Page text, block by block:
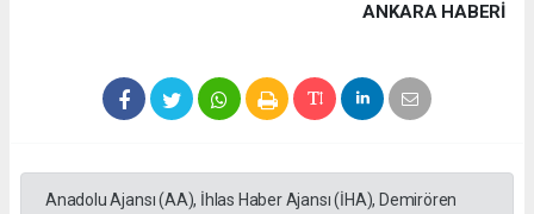
ANKARA HABERİ
Anadolu Ajansı (AA), İhlas Haber Ajansı (İHA), Demirören